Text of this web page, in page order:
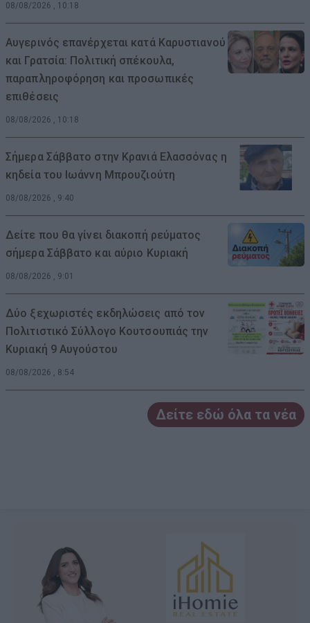
08/08/2026 , 10:18
Αυγερινός επανέρχεται κατά Καρυστιανού
και Γρατσία: Πολιτική σπέκουλα,
παραπληροφόρηση και προσωπικές
επιθέσεις
08/08/2026 , 10:18
Σήμερα Σάββατο στην Κρανιά Ελασσόνας η
κηδεία του Ιωάννη Μπρουζιούτη
08/08/2026 , 9:40
Δείτε που θα γίνει διακοπή ρεύματος
σήμερα Σάββατο και αύριο Κυριακή
08/08/2026 , 9:01
Δύο ξεχωριστές εκδηλώσεις από τον
Πολιτιστικό Σύλλογο Κουτσουπιάς την
Κυριακή 9 Αυγούστου
08/08/2026 , 8:54
Δείτε εδώ όλα τα νέα